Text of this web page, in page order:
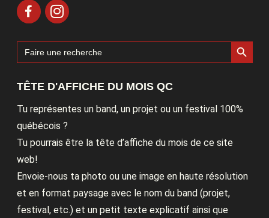
Search
for:
Search Button
TÊTE D'AFFICHE DU MOIS QC
Tu représentes un band, un projet ou un festival 100%
québécois ?
Tu pourrais être la tête d’affiche du mois de ce site
web!
Envoie-nous ta photo ou une image en haute résolution
et en format paysage avec le nom du band (projet,
festival, etc.) et un petit texte explicatif ainsi que